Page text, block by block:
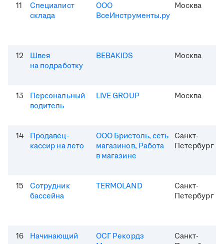
11
Специалист
склада
ООО
ВсеИнструменты.ру
Москва
12
Швея
на подработку
BEBAKIDS Москва
13
Персональный
водитель
LIVE GROUP Москва
14
Продавец-
кассир на лето
ООО Бристоль, сеть
магазинов, Работа
в магазине
Санкт-
Петербург
15
Сотрудник
бассейна
TERMOLAND
Санкт-
Петербург
16
Начинающий
ОСГ Рекордз
Санкт-